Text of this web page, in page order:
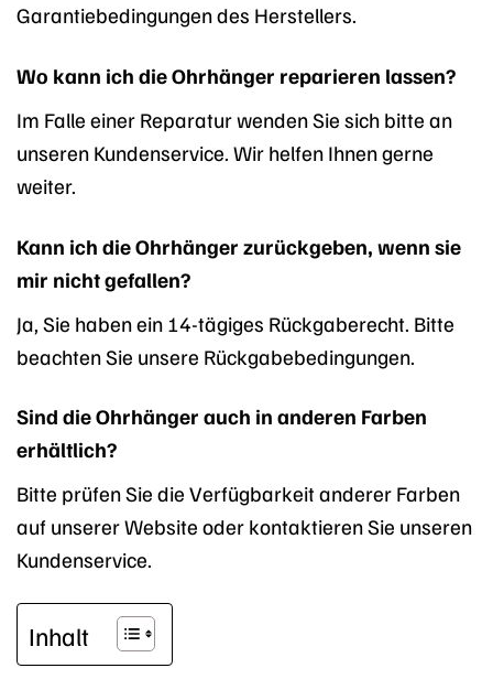
Garantiebedingungen des Herstellers.
Wo kann ich die Ohrhänger reparieren lassen?
Im Falle einer Reparatur wenden Sie sich bitte an
unseren Kundenservice. Wir helfen Ihnen gerne
weiter.
Kann ich die Ohrhänger zurückgeben, wenn sie
mir nicht gefallen?
Ja, Sie haben ein 14-tägiges Rückgaberecht. Bitte
beachten Sie unsere Rückgabebedingungen.
Sind die Ohrhänger auch in anderen Farben
erhältlich?
Bitte prüfen Sie die Verfügbarkeit anderer Farben
auf unserer Website oder kontaktieren Sie unseren
Kundenservice.
Inhalt